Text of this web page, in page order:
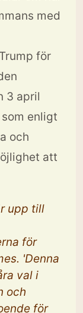
med
för
3 april
enligt
och
att
upp till
för
'Denna
val i
och
för